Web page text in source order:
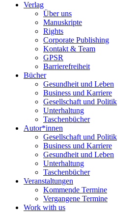
Verlag
Über uns
Manuskripte
Rights
Corporate Publishing
Kontakt & Team
GPSR
Barrierefreiheit
Bücher
Gesundheit und Leben
Business und Karriere
Gesellschaft und Politik
Unterhaltung
Taschenbücher
Autor*innen
Gesellschaft und Politik
Business und Karriere
Gesundheit und Leben
Unterhaltung
Taschenbücher
Veranstaltungen
Kommende Termine
Vergangene Termine
Work with us